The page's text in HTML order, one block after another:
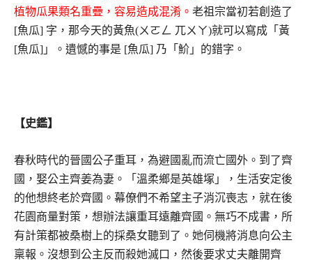
植物瓜果類名重疊，容易造成混淆。 老祖宗當初若創造了
[魚瓜] 字，那今天的黃魚(ㄨㄛㄥ 兀ㄨㄚ)就可以寫成「黃
[魚瓜]」。遺憾的事是 [魚瓜] 乃「魪」的錯字。
【史鑑】
春秋時代的晉國公子重耳，為避國亂而流亡國外。到了齊
國，娶公主齊姜為妻。「溫柔鄉是英雄塚」，生活安定後
的他想終老於齊國。幕僚們不希望主子消沉喪志，就在後
花園商量對策，想辦法讓重耳遠離齊國。無巧不成書，所
有計策都被桑樹上的採桑女聽到了。她伺機將消息向公主
稟報。沒想到公主反而殺她滅口，然後要求丈夫離開齊